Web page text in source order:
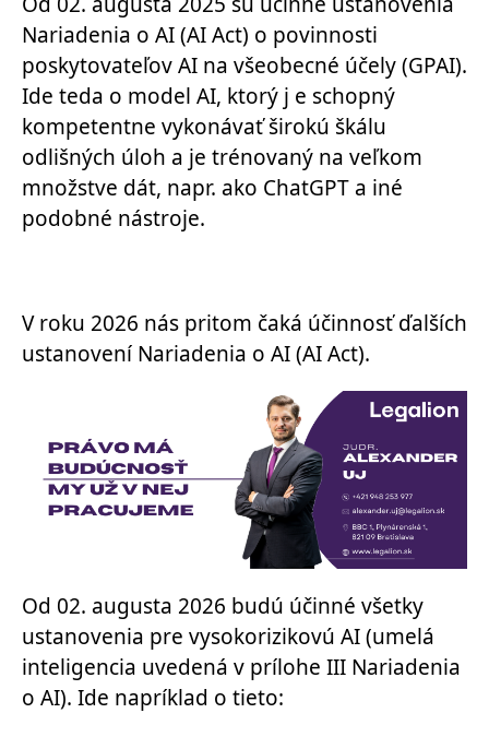
Nariadenia o AI (AI Act) o povinnosti
poskytovateľov AI na všeobecné účely (GPAI).
Ide teda o model AI, ktorý j e schopný
kompetentne vykonávať širokú škálu
odlišných úloh a je trénovaný na veľkom
množstve dát, napr. ako ChatGPT a iné
podobné nástroje.
V roku 2026 nás pritom čaká účinnosť ďalších
ustanovení Nariadenia o AI (AI Act).
Od 02. augusta 2026 budú účinné všetky
ustanovenia pre vysokorizikovú AI (umelá
inteligencia uvedená v prílohe III Nariadenia
o AI). Ide napríklad o tieto: